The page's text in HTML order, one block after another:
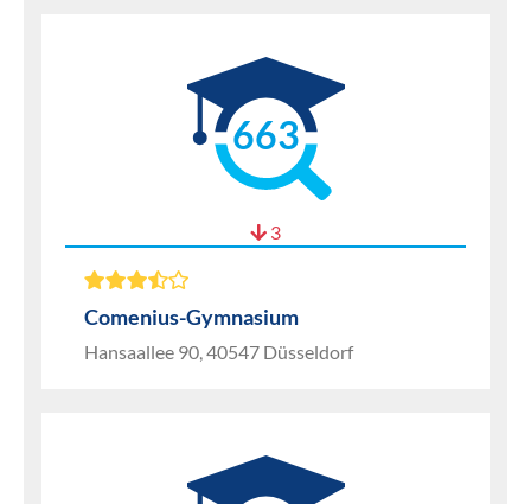
663
3
Comenius-Gymnasium
Hansaallee 90, 40547 Düsseldorf